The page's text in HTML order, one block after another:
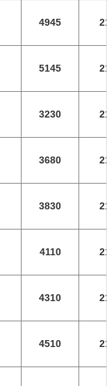
4945
5145
3230
3680
3830
4110
4310
4510